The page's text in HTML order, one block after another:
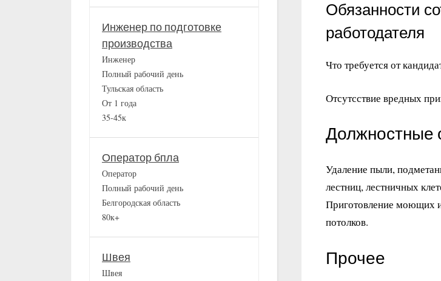
Обязанности
работодателя
Что требуется от
Отсутсствие вредных
Должностные
Удаление пыли,
лестниц, лестничных
Приготовление моющих
потолков.
Прочее
Инженер по подготовке
производства
Инженер
Полный рабочий день
Тульская область
От 1 года
35-45к
Оператор бпла
Оператор
Полный рабочий день
Белгородская область
80к+
Швея
Швея